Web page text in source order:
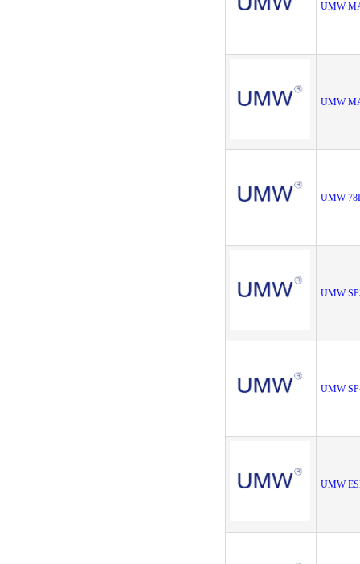
UMW
UMW
UMW
UMW
UMW
UMW